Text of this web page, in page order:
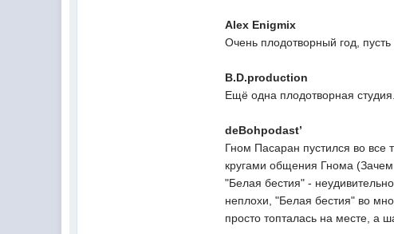
Alex Enigmix
Очень плодотворный год,
B.D.production
Ещё одна плодотворная
deBohpodast’
Гном Пасаран пустился во все
кругами общения Гнома
"Белая бестия" -
неплохи, "Белая бестия" во
просто топталась на месте, а